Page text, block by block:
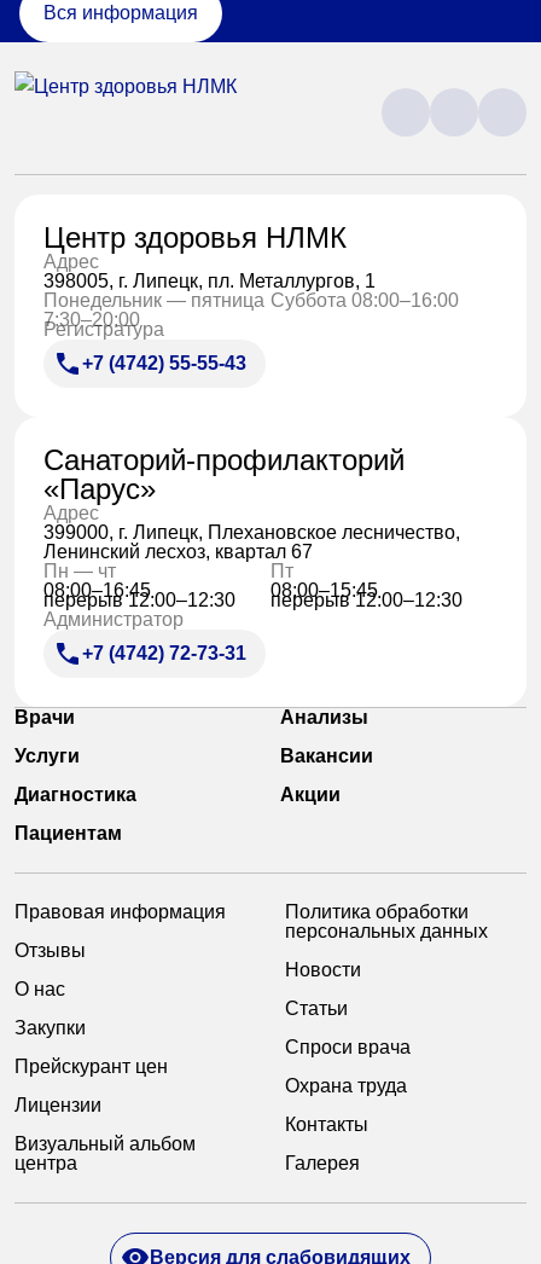
Вся информация
Центр здоровья НЛМК
Адрес
398005, г. Липецк, пл. Металлургов, 1
Понедельник — пятница
7:30–20:00
Суббота 08:00–16:00
Регистратура
+7 (4742) 55-55-43
Санаторий-профилакторий
«Парус»
Адрес
399000, г. Липецк, Плехановское лесничество,
Ленинский лесхоз, квартал 67
Пн — чт
08:00–16:45
перерыв 12:00–12:30
Пт
08:00–15:45
перерыв 12:00–12:30
Администратор
+7 (4742) 72-73-31
Врачи
Анализы
Услуги
Вакансии
Диагностика
Акции
Пациентам
Правовая информация
Отзывы
О нас
Закупки
Прейскурант цен
Лицензии
Визуальный альбом
центра
Политика обработки
персональных данных
Новости
Статьи
Спроси врача
Охрана труда
Контакты
Галерея
Версия для слабовидящих